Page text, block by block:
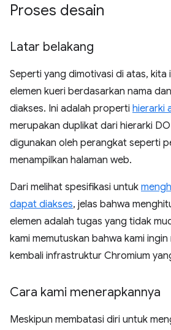
Proses desain
Latar belakang
Seperti yang dimotivasi di atas, kita
elemen kueri berdasarkan nama
diakses. Ini adalah properti hierarki
merupakan duplikat dari hierarki
digunakan oleh perangkat seperti
menampilkan halaman web.
Dari melihat spesifikasi untuk
dapat diakses, jelas bahwa
elemen adalah tugas yang tidak
kami memutuskan bahwa kami
kembali infrastruktur Chromium
Cara kami menerapkannya
Meskipun membatasi diri untuk